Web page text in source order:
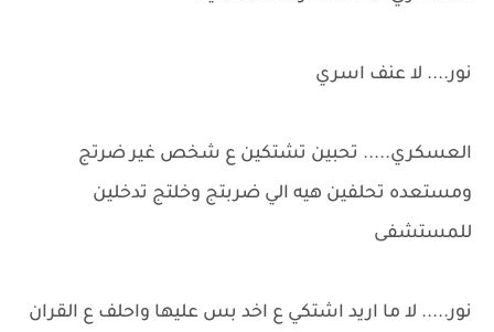
نور.... لا عنف اسري
العسكري..... تحبين تشتكين ع شخص غير ضرتج
ومستعده تحلفين هيه الي ضربتج وخلتج تدخلين
للمستشفى
نور..... لا ما اريد اشتكي ع اخد بس عليها واحلف ع القران